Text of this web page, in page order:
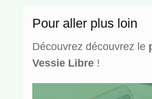
Pour aller plus loin
Découvrez découvrez le
Vessie Libre !